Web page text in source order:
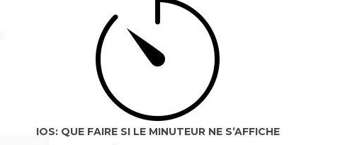
IOS: QUE FAIRE SI LE MINUTEUR NE S’AFFICHE